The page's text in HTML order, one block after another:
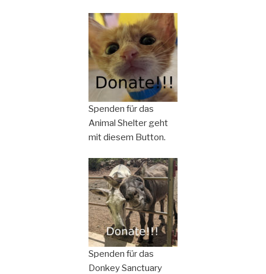
Spenden für das
Animal Shelter geht
mit diesem Button.
Spenden für das
Donkey Sanctuary